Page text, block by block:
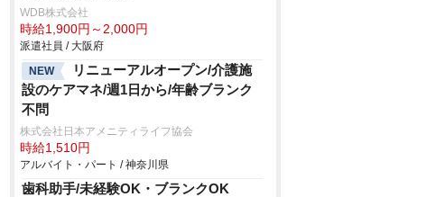
WDB株式会社
時給1,900円～2,000円
派遣社員 / 大阪府
NEW
リニューアルオープン/介護施
設のケアマネ/週1日から/年齢ブランク
不問
株式会社日本アメニティライフ協会
時給1,510円
アルバイト・パート / 神奈川県
歯科助手/未経験OK・ブランクOK